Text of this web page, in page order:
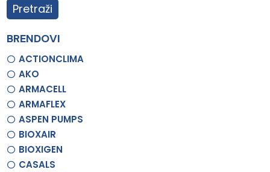
Pretraži
BRENDOVI
ACTIONCLIMA
AKO
ARMACELL
ARMAFLEX
ASPEN PUMPS
BIOXAIR
BIOXIGEN
CASALS